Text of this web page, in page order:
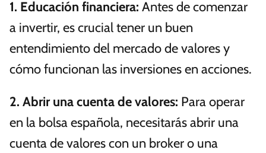
1. Educación financiera: Antes de comenzar
a invertir, es crucial tener un buen
entendimiento del mercado de valores y
cómo funcionan las inversiones en acciones.
2. Abrir una cuenta de valores: Para operar
en la bolsa española, necesitarás abrir una
cuenta de valores con un broker o una